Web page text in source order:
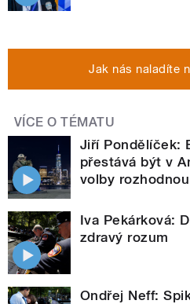
Jak nás naladíte
VÍCE O TÉMATU
Jiří Pondělíček:
přestává být v
volby
Iva Pekárková:
zdravý rozum
Ondřej Neff: